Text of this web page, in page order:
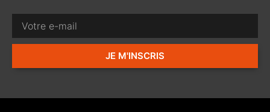
JE M'INSCRIS